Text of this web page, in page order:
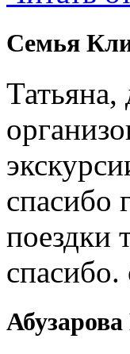
Cемья
спасибо
поездки